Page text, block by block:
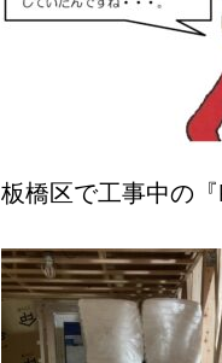
板橋区で工事中の